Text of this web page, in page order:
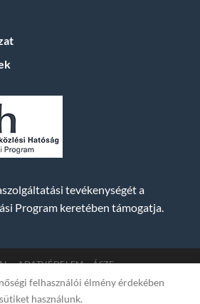
tevékenységét a
Program keretében támogatja.
ADATVÉDELEM ÁSZF
© BUDA TV | Hegyvidék Média
Hungary, XII. Hajnóczy József
felhasználói élmény érdekében
sütiket használunk.